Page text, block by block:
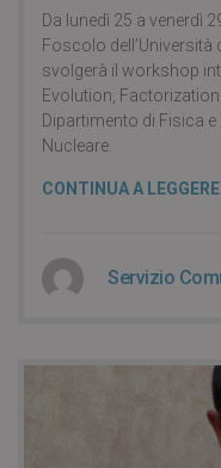
Da lunedì 25 a venerdì
Foscolo dell’Università
svolgerà il workshop
Evolution,
Dipartimento di Fisica
Nucleare.
CONTINUA A LEGGERE
Servizio